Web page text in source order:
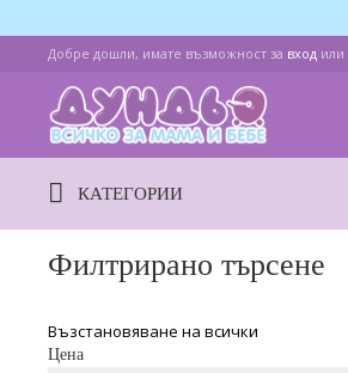
Добре дошли, имате възможност за вход или
КАТЕГОРИИ
Филтрирано търсене
Възстановяване на всички
Цена